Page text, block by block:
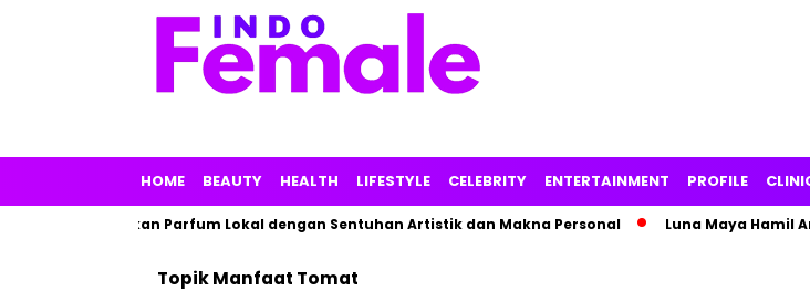
HOME BEAUTY HEALTH LIFESTYLE CELEBRITY ENTERTAINMENT PROFILE
Linarz Tawarkan Parfum Lokal dengan Sentuhan Artistik dan Makna Personal Luna Maya Hamil
TopikManfaat Tomat